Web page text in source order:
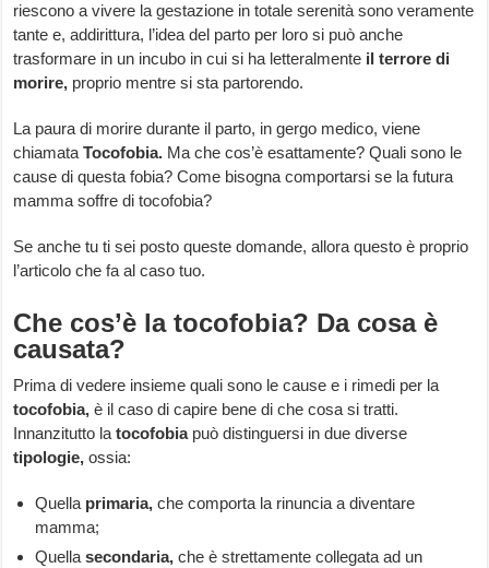
riescono a vivere la gestazione in totale serenità sono veramente
tante e, addirittura, l’idea del parto per loro si può anche
trasformare in un incubo in cui si ha letteralmente il terrore di
morire, proprio mentre si sta partorendo.
La paura di morire durante il parto, in gergo medico, viene
chiamataTocofobia. Ma che cos’è esattamente? Quali sono le
cause di questa fobia? Come bisogna comportarsi se la futura
mamma soffre di tocofobia?
Se anche tu ti sei posto queste domande, allora questo è proprio
l’articolo che fa al caso tuo.
Che cos’è la tocofobia? Da cosa è
causata?
Prima di vedere insieme quali sono le cause e i rimedi per la
tocofobia, è il caso di capire bene di che cosa si tratti.
Innanzitutto latocofobiapuò distinguersi in due diverse
tipologie, ossia:
Quella primaria, che comporta la rinuncia a diventare
mamma;
Quellasecondaria, che è strettamente collegata ad un